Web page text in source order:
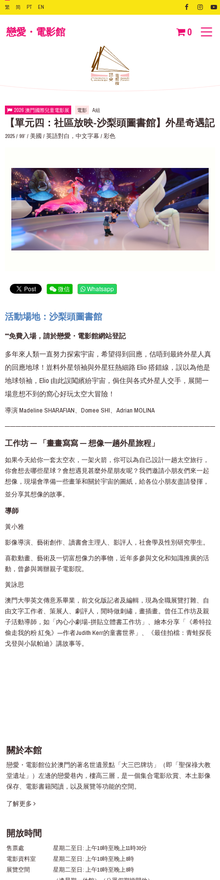
繁 简 PT EN
戀愛・電影館 0
2026 澳門國際兒童電影展 電影 A組
【單元四：社區放映-沙梨頭圖書館】外星奇遇記
2025 / 99’ / 美國 / 英語對白，中文字幕 / 彩色
微信 Whatsapp
活動場地：沙梨頭圖書館
**免費入場，請於戀愛・電影館網站登記
多年來人類一直努力探索宇宙，希望得到回應，估唔到最終外星人真
的回應地球！豈料外星領袖與外星狂熱細路 Elio 搭錯線，誤以為他是
地球領袖，Elio 由此誤闖繽紛宇宙，侷住與各式外星人交手，展開一
場意想不到的窩心好玩太空大冒險！
導演 Madeline SHARAFIAN、Domee SHI、Adrian MOLINA
工作坊 — 「畫畫寫寫 — 想像一趟外星旅程」
如果今天給你一套太空衣，一架火箭，你可以為自己設計一趟太空旅行，
你會想去哪些星球？會想遇見甚麼外星朋友呢？我們邀請小朋友們來一起
想像，現場會準備一些畫筆和關於宇宙的圖紙，給各位小朋友盡請發揮，
並分享其想像的故事。
導師
黃小雅
影像導演、藝術創作、讀書會主理人、影評人，社會學及性別研究學生。
喜歡動畫、藝術及一切富想像力的事物，近年多參與文化和知識推廣的活
動，曾參與籌辦親子電影院。
黃詠思
澳門大學英文傳意系畢業，前文化版記者及編輯，現為全職展覽打雜、自
由文字工作者、策展人、劇評人，閒時做刺繡，畫插畫。曾任工作坊及親
子活動導師，如「內心小劇場-拼貼立體書工作坊」、繪本分享「《希特拉
偷走我的粉 紅兔》—作者Judith Kerr的童書世界」、《最佳拍檔：青蛙探長
戈登與小鼠帕迪》講故事等。
關於本館
戀愛・電影館位於澳門的著名世遺景點「大三巴牌坊」（即「聖保祿大教
堂遺址」）左邊的戀愛巷內，樓高三層，是一個集合電影欣賞、本土影像
保存、電影書籍閱讀，以及展覽等功能的空間。
了解更多
開放時間
售票處
星期二至日: 上午10時至晚上11時30分
電影資料室
星期二至日: 上午10時至晚上8時
展覽空間
星期二至日: 上午10時至晚上8時